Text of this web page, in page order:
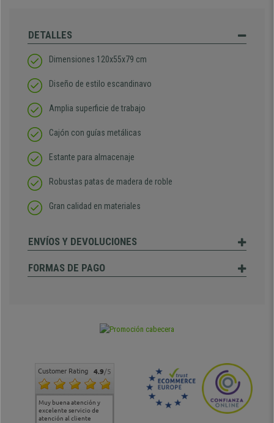
DETALLES
Dimensiones 120x55x79 cm
Diseño de estilo escandinavo
Amplia superficie de trabajo
Cajón con guías metálicas
Estante para almacenaje
Robustas patas de madera de roble
Gran calidad en materiales
ENVÍOS Y DEVOLUCIONES
FORMAS DE PAGO
Customer Rating 4.9/5
Muy buena atención y
excelente servicio de
atención al cliente
Muy buena atención de
cara al asesoramiento
Si estoy contento